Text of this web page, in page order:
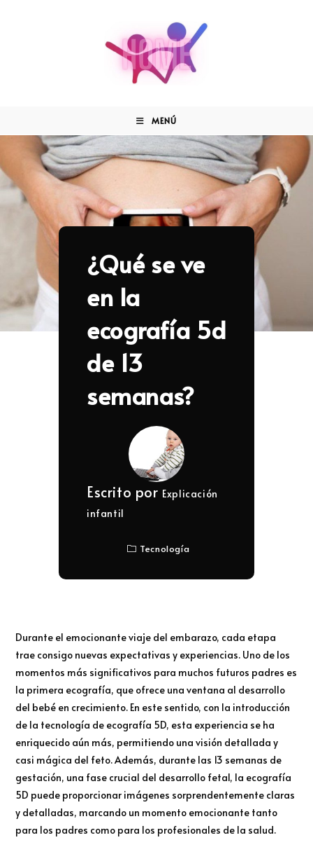
MENÚ
¿Qué se ve
en la
ecografía 5d
de 13
semanas?
Escrito por Explicación
infantil
Tecnología
Durante el emocionante viaje del embarazo, cada etapa
trae consigo nuevas expectativas y experiencias. Uno de los
momentos más significativos para muchos futuros padres es
la primera ecografía, que ofrece una ventana al desarrollo
del bebé en crecimiento. En este sentido, con la introducción
de la tecnología de ecografía 5D, esta experiencia se ha
enriquecido aún más, permitiendo una visión detallada y
casi mágica del feto. Además, durante las 13 semanas de
gestación, una fase crucial del desarrollo fetal, la ecografía
5D puede proporcionar imágenes sorprendentemente claras
y detalladas, marcando un momento emocionante tanto
para los padres como para los profesionales de la salud.